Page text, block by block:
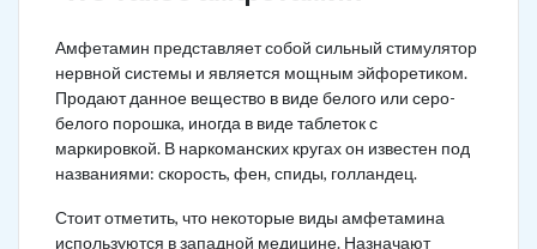
Амфетамин представляет собой сильный стимулятор
нервной системы и является мощным эйфоретиком.
Продают данное вещество в виде белого или серо-
белого порошка, иногда в виде таблеток с
маркировкой. В наркоманских кругах он известен под
названиями: скорость, фен, спиды, голландец.
Стоит отметить, что некоторые виды амфетамина
используются в западной медицине. Назначают